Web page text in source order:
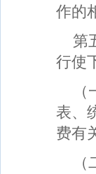
作的
第
行使
表、
费有